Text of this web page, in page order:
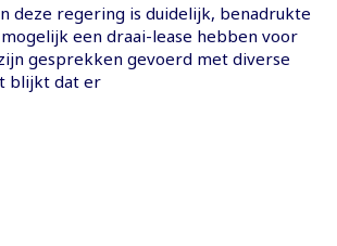
deze regering is duidelijk, benadrukte
een draai-lease hebben voor
gesprekken gevoerd met diverse
blijkt dat er